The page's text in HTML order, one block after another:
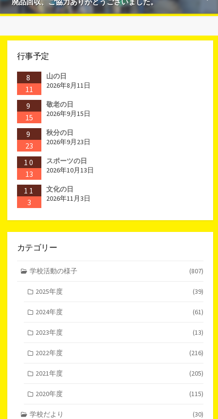
廃品回収、ご協力ありがとうございました。
行事予定
8
11
山の日
2026年8月11日
9
15
敬老の日
2026年9月15日
9
23
秋分の日
2026年9月23日
10
13
スポーツの日
2026年10月13日
11
3
文化の日
2026年11月3日
カテゴリー
学校活動の様子 (807)
2025年度 (39)
2024年度 (61)
2023年度 (13)
2022年度 (216)
2021年度 (205)
2020年度 (115)
学校だより (30)